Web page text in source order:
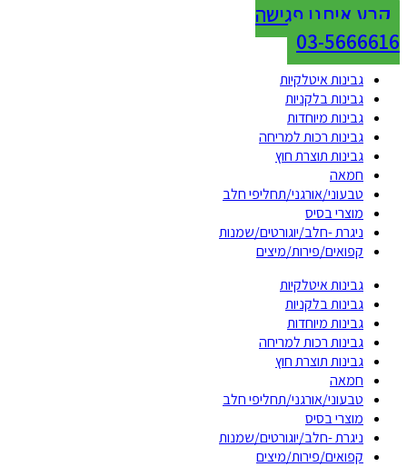
קבע איתנו פגישה
03-5666616
גבינות איטלקיות
גבינות בלקניות
גבינות מיוחדות
גבינות רכות למריחה
גבינות תוצרת חוץ
חמאה
טבעוני/אורגני/תחליפי חלב
מוצרי בסיס
ניגרת -חלב/יוגורטים/שמנות
קפואים/פירות/מיצים
גבינות איטלקיות
גבינות בלקניות
גבינות מיוחדות
גבינות רכות למריחה
גבינות תוצרת חוץ
חמאה
טבעוני/אורגני/תחליפי חלב
מוצרי בסיס
ניגרת -חלב/יוגורטים/שמנות
קפואים/פירות/מיצים